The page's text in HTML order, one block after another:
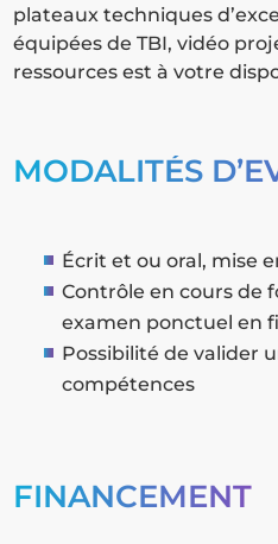
plateaux techniques
équipées de TBI, vidéo
ressources est à votre
MODALITÉS
Écrit et ou oral, mise
Contrôle en cours de
examen ponctuel en
Possibilité de valider
compétences
FINANCEMENT